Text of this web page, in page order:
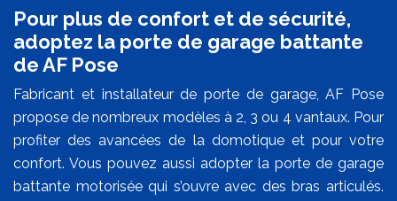
Pour plus de confort et de sécurité,
adoptez la porte de garage battante
de AF Pose
Fabricant et installateur de porte de garage, AF Pose
propose de nombreux modèles à 2, 3 ou 4 vantaux. Pour
profiter des avancées de la domotique et pour votre
confort. Vous pouvez aussi adopter la porte de garage
battante motorisée qui s’ouvre avec des bras articulés.